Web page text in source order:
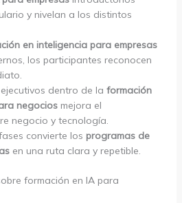
y nivelan a los distintos
en inteligencia para empresas
los participantes reconocen
dentro de la formación
negociosmejora el
negocio y tecnología.
convierte los programas de
en una ruta clara y repetible.
formación en IA para